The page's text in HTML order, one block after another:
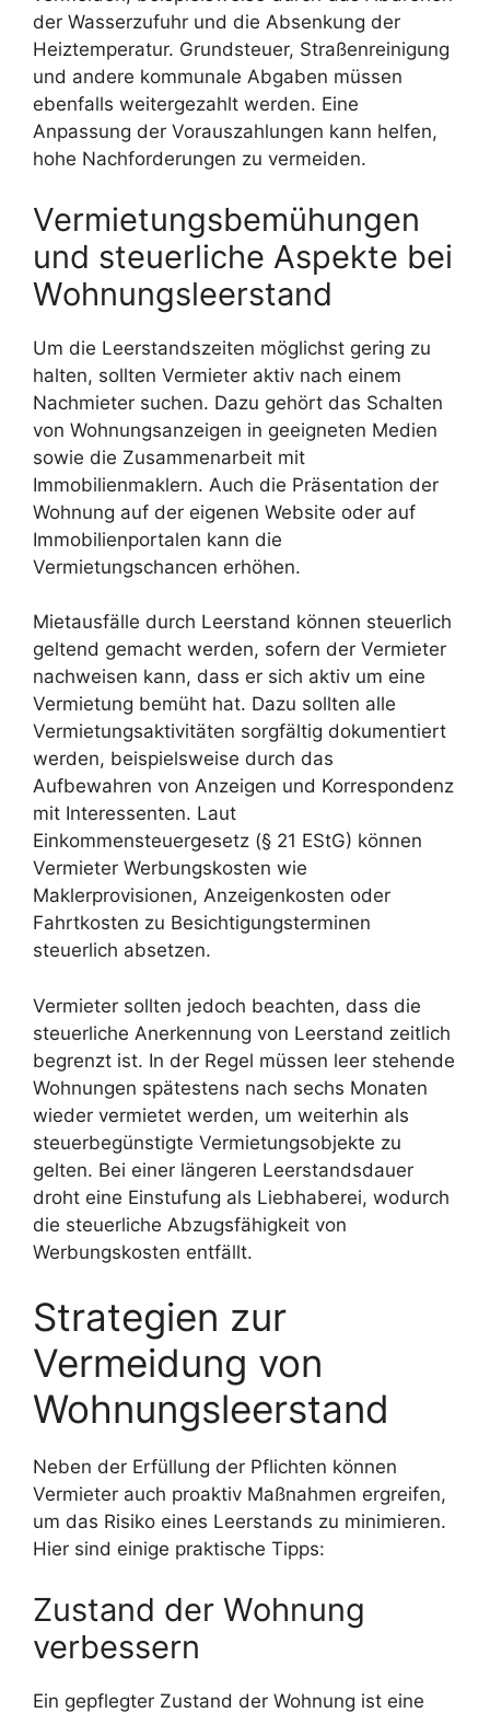
der Wasserzufuhr und die Absenkung der
Heiztemperatur. Grundsteuer, Straßenreinigung
und andere kommunale Abgaben müssen
ebenfalls weitergezahlt werden. Eine
Anpassung der Vorauszahlungen kann helfen,
hohe Nachforderungen zu vermeiden.
Vermietungsbemühungen
und steuerliche Aspekte bei
Wohnungsleerstand
Um die Leerstandszeiten möglichst gering zu
halten, sollten Vermieter aktiv nach einem
Nachmieter suchen. Dazu gehört das Schalten
von Wohnungsanzeigen in geeigneten Medien
sowie die Zusammenarbeit mit
Immobilienmaklern. Auch die Präsentation der
Wohnung auf der eigenen Website oder auf
Immobilienportalen kann die
Vermietungschancen erhöhen.
Mietausfälle durch Leerstand können steuerlich
geltend gemacht werden, sofern der Vermieter
nachweisen kann, dass er sich aktiv um eine
Vermietung bemüht hat. Dazu sollten alle
Vermietungsaktivitäten sorgfältig dokumentiert
werden, beispielsweise durch das
Aufbewahren von Anzeigen und Korrespondenz
mit Interessenten. Laut
Einkommensteuergesetz (§ 21 EStG) können
Vermieter Werbungskosten wie
Maklerprovisionen, Anzeigenkosten oder
Fahrtkosten zu Besichtigungsterminen
steuerlich absetzen.
Vermieter sollten jedoch beachten, dass die
steuerliche Anerkennung von Leerstand zeitlich
begrenzt ist. In der Regel müssen leer stehende
Wohnungen spätestens nach sechs Monaten
wieder vermietet werden, um weiterhin als
steuerbegünstigte Vermietungsobjekte zu
gelten. Bei einer längeren Leerstandsdauer
droht eine Einstufung als Liebhaberei, wodurch
die steuerliche Abzugsfähigkeit von
Werbungskosten entfällt.
Strategien zur
Vermeidung von
Wohnungsleerstand
Neben der Erfüllung der Pflichten können
Vermieter auch proaktiv Maßnahmen ergreifen,
um das Risiko eines Leerstands zu minimieren.
Hier sind einige praktische Tipps:
Zustand der Wohnung
verbessern
Ein gepflegter Zustand der Wohnung ist eine